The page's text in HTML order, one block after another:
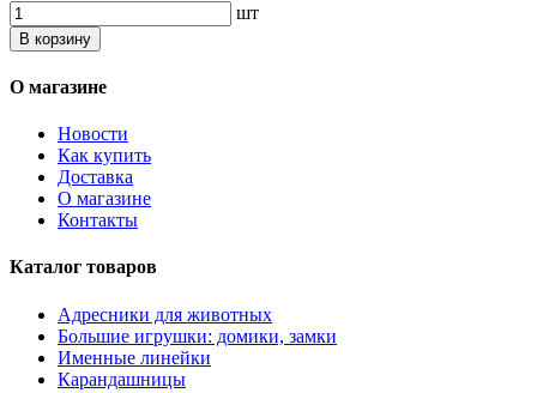
шт
В корзину
О магазине
Новости
Как купить
Доставка
О магазине
Контакты
Каталог товаров
Адресники для животных
Большие игрушки: домики, замки
Именные линейки
Карандашницы